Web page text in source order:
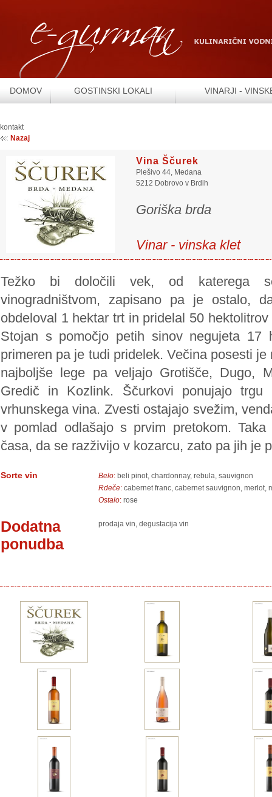
DOMOV GOSTINSKI LOKALI VINARJI -
kontakt
Nazaj
Vina Ščurek
Plešivo 44, Medana
5212 Dobrovo v Brdih
Goriška brda
Vinar - vinska klet
Težko bi določili vek, od katerega
vinogradništvom, zapisano pa je ostalo,
obdeloval 1 hektar trt in pridelal 50
Stojan s pomočjo petih sinov negujeta 17
primeren pa je tudi pridelek. Večina posesti
najboljše lege pa veljajo Grotišče, Dugo,
Gredič in Kozlink. Ščurkovi ponujajo trgu
vrhunskega vina. Zvesti ostajajo svežim,
v pomlad odlašajo s prvim pretokom.
časa, da se razživijo v kozarcu, zato pa jih je
Sorte vin Belo: beli pinot, chardonnay, rebula, sauvignon
Rdeče: cabernet franc, cabernet sauvignon, merlot,
Ostalo: rose
Dodatna
ponudba
prodaja vin, degustacija vin